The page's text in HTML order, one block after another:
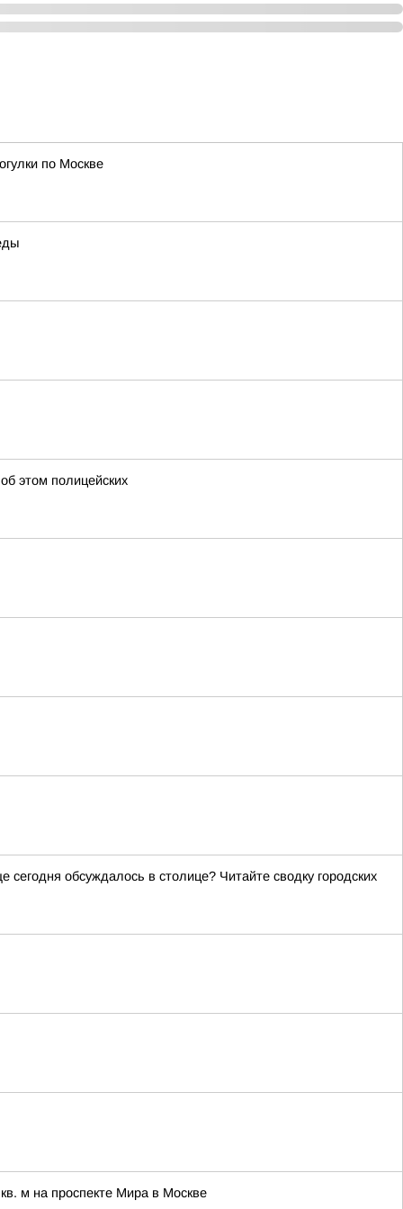
по Москве
этом полицейских
обсуждалось в столице? Читайте сводку городских
м на проспекте Мира в Москве